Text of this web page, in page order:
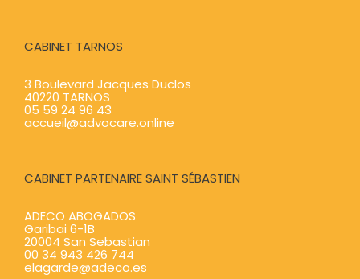
CABINET TARNOS
3 Boulevard Jacques Duclos
40220 TARNOS
05 59 24 96 43
accueil@advocare.online
CABINET PARTENAIRE SAINT SÉBASTIEN
ADECO ABOGADOS
Garibai 6-1B
20004 San Sebastian
00 34 943 426 744
elagarde@adeco.es